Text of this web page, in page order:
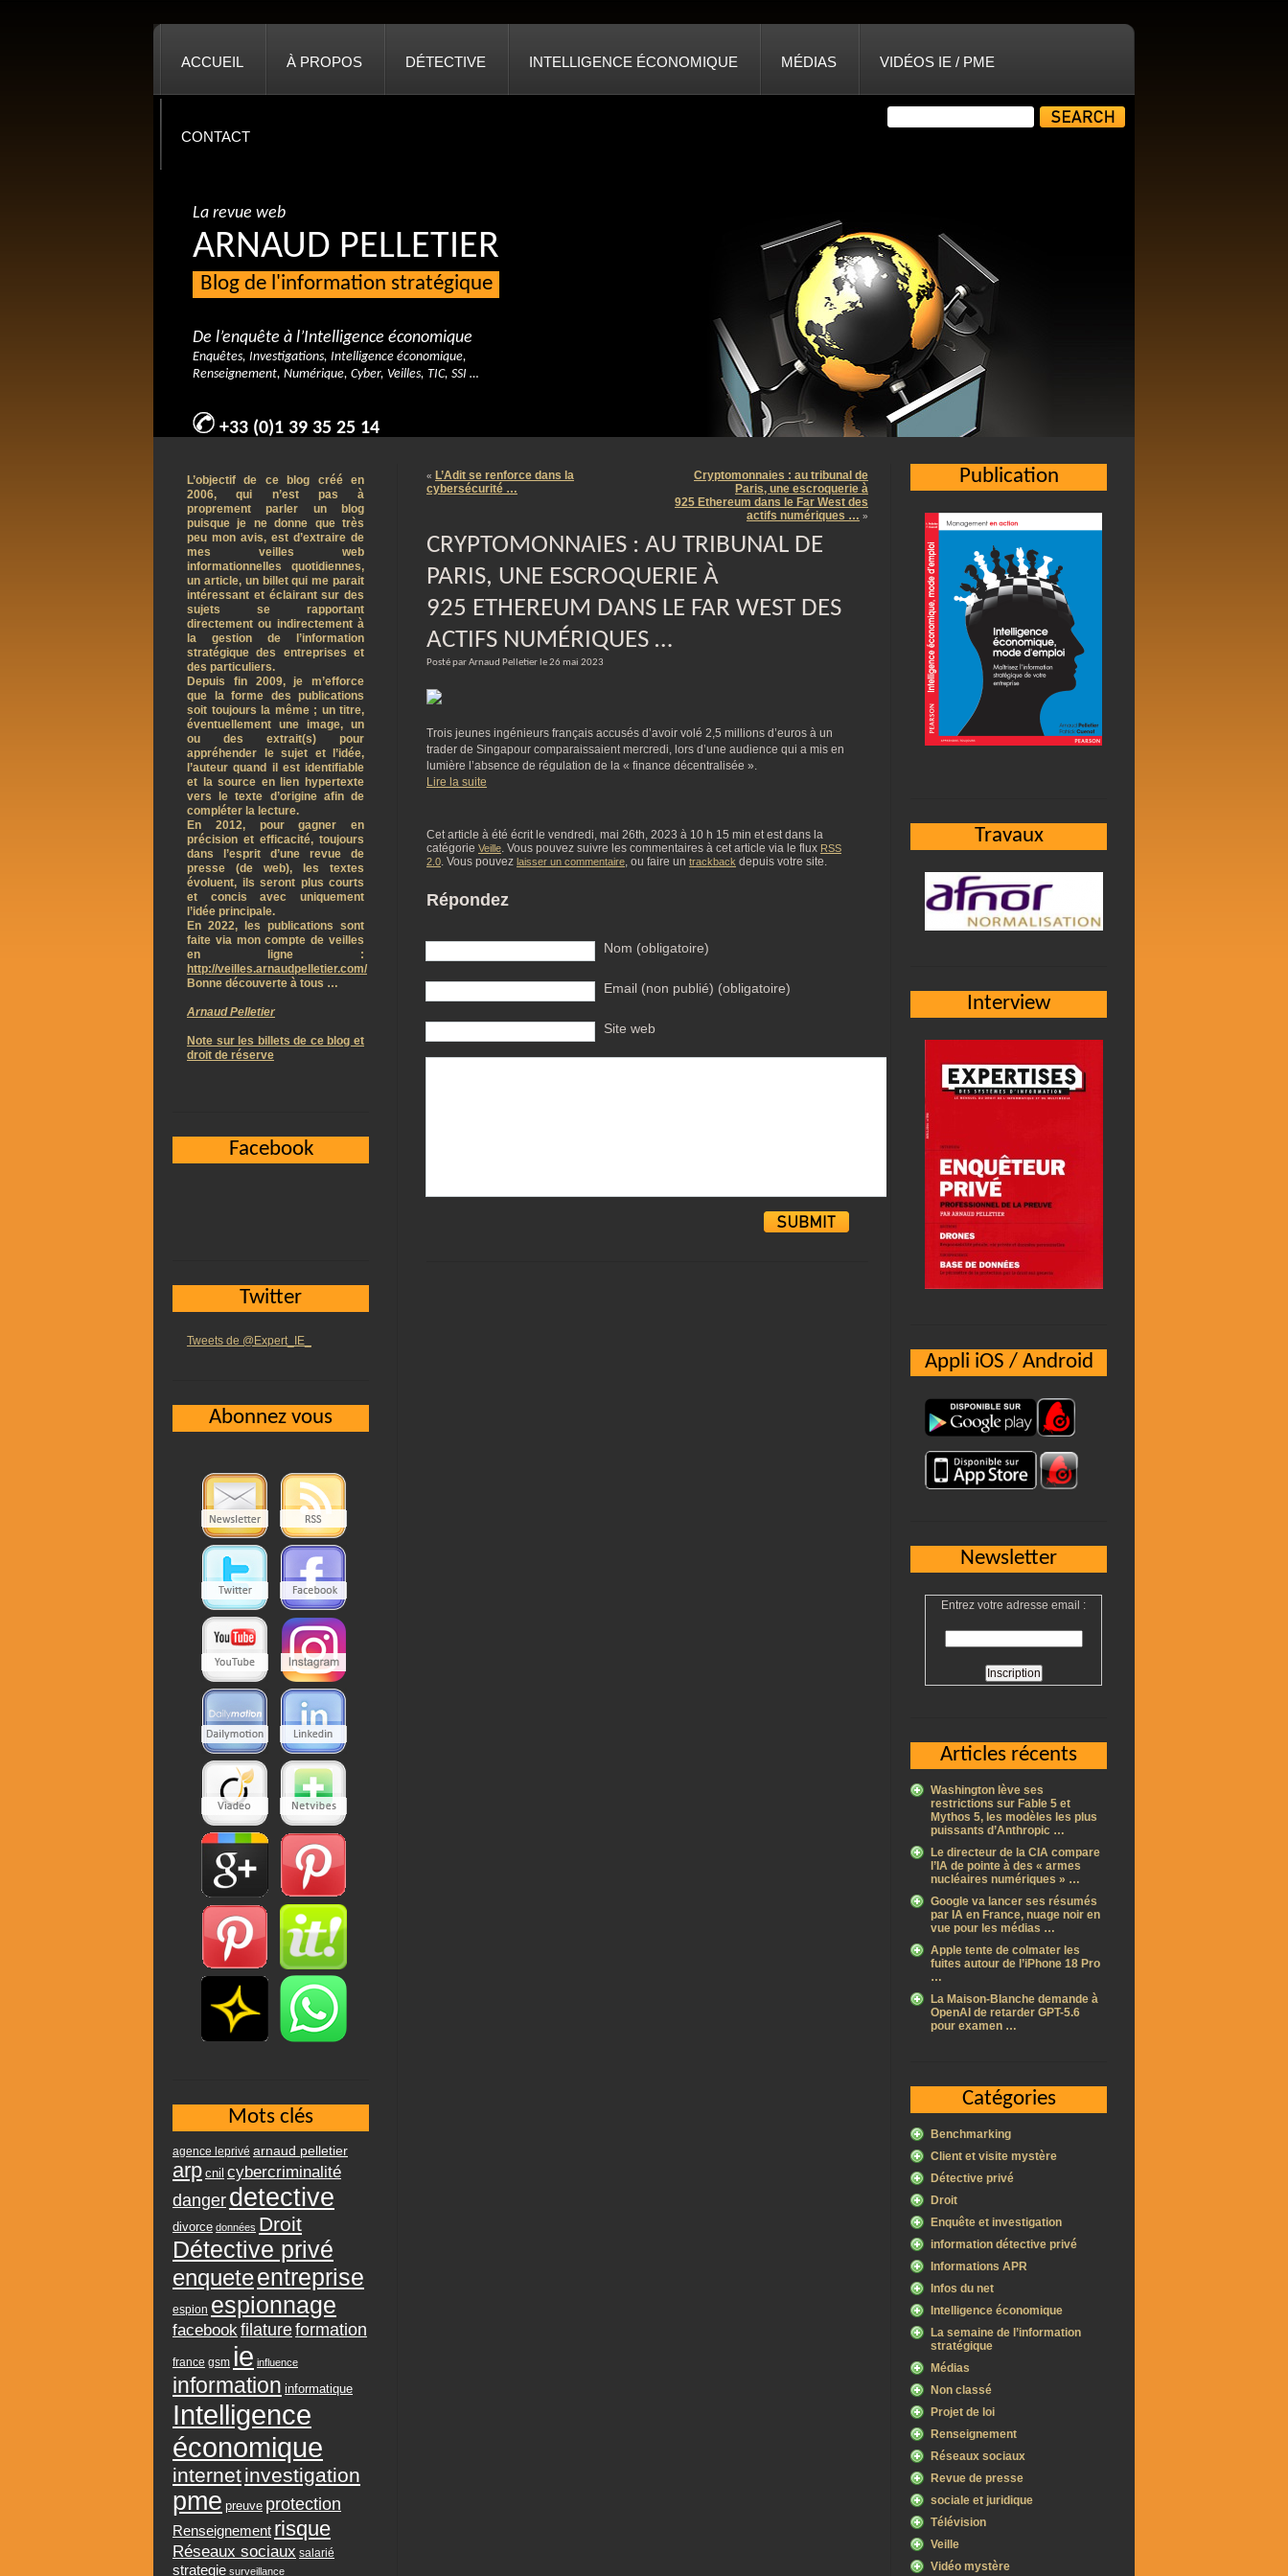
ACCUEIL À PROPOS DÉTECTIVE INTELLIGENCE ÉCONOMIQUE MÉDIAS VIDÉOS IE / PME
CONTACT
La revue web
ARNAUD PELLETIER
Blog de l'information stratégique
De l’enquête à l’Intelligence économique
Enquêtes, Investigations, Intelligence économique,
Renseignement, Numérique, Cyber, Veilles, TIC, SSI …
+33 (0)1 39 35 25 14
« L’Adit se renforce dans la
cybersécurité …
Cryptomonnaies : au tribunal de
Paris, une escroquerie à
925 Ethereum dans le Far West des
actifs numériques … »
CRYPTOMONNAIES : AU TRIBUNAL DE
PARIS, UNE ESCROQUERIE À
925 ETHEREUM DANS LE FAR WEST DES
ACTIFS NUMÉRIQUES …
Posté par Arnaud Pelletier le 26 mai 2023
Trois jeunes ingénieurs français accusés d’avoir volé 2,5 millions d’euros à un
trader de Singapour comparaissaient mercredi, lors d’une audience qui a mis en
lumière l’absence de régulation de la « finance décentralisée ».
Lire la suite
Cet article à été écrit le vendredi, mai 26th, 2023 à 10 h 15 min et est dans la
catégorie Veille. Vous pouvez suivre les commentaires à cet article via le flux RSS
2.0. Vous pouvez laisser un commentaire, ou faire un trackback depuis votre site.
Répondez
Nom (obligatoire)
Email (non publié) (obligatoire)
Site web
Publication
Travaux
Interview
Appli iOS / Android
Newsletter
Entrez votre adresse email :
Articles récents
Washington lève ses
restrictions sur Fable 5 et
Mythos 5, les modèles les plus
puissants d’Anthropic …
Le directeur de la CIA compare
l’IA de pointe à des « armes
nucléaires numériques » …
Google va lancer ses résumés
par IA en France, nuage noir en
vue pour les médias …
Apple tente de colmater les
fuites autour de l’iPhone 18 Pro
…
La Maison-Blanche demande à
OpenAI de retarder GPT-5.6
pour examen …
Catégories
Benchmarking
Client et visite mystère
Détective privé
Droit
Enquête et investigation
information détective privé
Informations APR
Infos du net
Intelligence économique
La semaine de l’information
stratégique
Médias
Non classé
Projet de loi
Renseignement
Réseaux sociaux
Revue de presse
sociale et juridique
Télévision
Veille
Vidéo mystère
L’objectif de ce blog créé en
2006, qui n’est pas à
proprement parler un blog
puisque je ne donne que très
peu mon avis, est d’extraire de
mes veilles web
informationnelles quotidiennes,
un article, un billet qui me parait
intéressant et éclairant sur des
sujets se rapportant
directement ou indirectement à
la gestion de l’information
stratégique des entreprises et
des particuliers.
Depuis fin 2009, je m’efforce
que la forme des publications
soit toujours la même ; un titre,
éventuellement une image, un
ou des extrait(s) pour
appréhender le sujet et l’idée,
l’auteur quand il est identifiable
et la source en lien hypertexte
vers le texte d’origine afin de
compléter la lecture.
En 2012, pour gagner en
précision et efficacité, toujours
dans l’esprit d’une revue de
presse (de web), les textes
évoluent, ils seront plus courts
et concis avec uniquement
l’idée principale.
En 2022, les publications sont
faite via mon compte de veilles
en ligne :
http://veilles.arnaudpelletier.com/
Bonne découverte à tous …
Arnaud Pelletier
Note sur les billets de ce blog et
droit de réserve
Facebook
Twitter
Tweets de @Expert_IE_
Abonnez vous
Mots clés
agence leprivé arnaud pelletier
arp cnil cybercriminalité
danger detective
divorce données Droit
Détective privé
enqueteentreprise
espion espionnage
facebookfilatureformation
france gsm ie influence
information informatique
Intelligence
économique
internetinvestigation
pme preuve protection
Renseignement risque
Réseaux sociaux salarié
strategie surveillance